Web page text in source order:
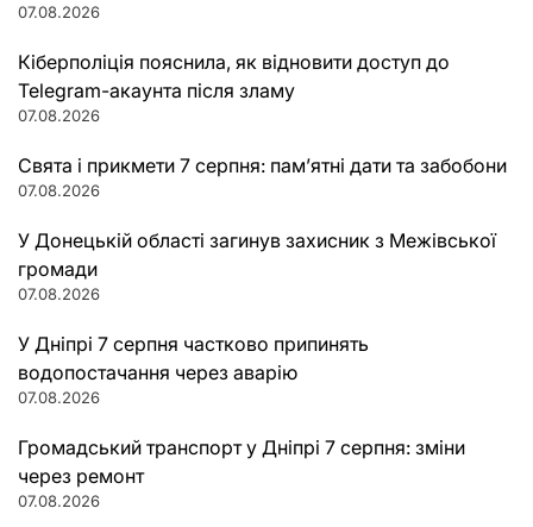
07.08.2026
Кіберполіція пояснила, як відновити доступ до
Telegram-акаунта після зламу
07.08.2026
Свята і прикмети 7 серпня: пам’ятні дати та забобони
07.08.2026
У Донецькій області загинув захисник з Межівської
громади
07.08.2026
У Дніпрі 7 серпня частково припинять
водопостачання через аварію
07.08.2026
Громадський транспорт у Дніпрі 7 серпня: зміни
через ремонт
07.08.2026